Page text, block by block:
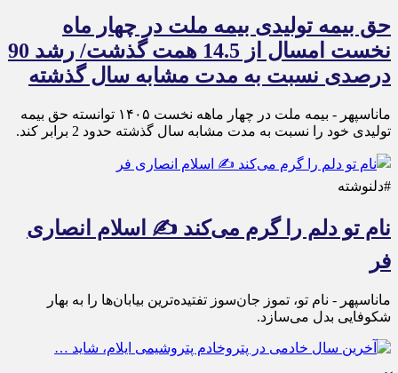
حق بیمه تولیدی بیمه ملت در چهار ماه
نخست امسال از 14.5 همت گذشت/ رشد 90
درصدی نسبت به مدت مشابه سال گذشته
ماناسپهر - بیمه ملت در چهار ماهه نخست ۱۴٠۵ توانسته حق بیمه
تولیدی خود را نسبت به مدت مشابه سال گذشته حدود 2 برابر کند.
#دلنوشته
نام تو دلم را گرم می‌کند ✍️ اسلام انصاری
فر
ماناسپهر - نام تو، تموز جان‌سوز تفتیده‌ترین بیابان‌ها را به بهار
شکوفایی بدل می‌سازد.